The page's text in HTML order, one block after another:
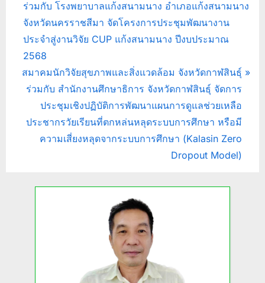
เรื่อง
r
e
v
i
o
u
P
ร่วมกับ โรงพยาบาลแก้งสนามนาง อำเภอแก้งสนามนาง
จังหวัดนครราชสีมา จัดโครงการประชุมพัฒนางาน
ประจำสู่งานวิจัย CUP แก้งสนามนาง ปีงบประมาณ
2568
N
e
สมาคมนักวิจัยสุขภาพและสิ่งแวดล้อม จังหวัดกาฬสินธุ์
ร่วมกับ สำนักงานศึกษาธิการ จังหวัดกาฬสินธุ์ จัดการ
ประชุมเชิงปฏิบัติการพัฒนาแผนการดูแลช่วยเหลือ
ประชากรวัยเรียนที่ตกหล่นหลุดระบบการศึกษา หรือมี
ความเสี่ยงหลุดจากระบบการศึกษา (Kalasin Zero
Dropout Model)